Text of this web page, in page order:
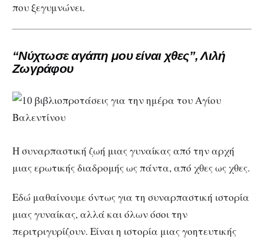
που ξεγυμνώνει.
“Νύχτωσε αγάπη μου είναι χθες”, Λιλή
Ζωγράφου
Η συναρπαστική ζωή μιας γυναίκας από την αρχή
μιας ερωτικής διαδρομής ως πάντα, από χθες ως χθες.
Εδώ μαθαίνουμε όντως για τη συναρπαστική ιστορία
μιας γυναίκας, αλλά και όλων όσοι την
περιτριγυρίζουν. Είναι η ιστορία μιας γοητευτικής